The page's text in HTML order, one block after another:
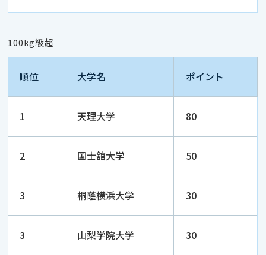
100kg級超
順位 大学名 ポイント
1 天理大学 80
2 国士舘大学 50
3 桐蔭横浜大学 30
3 山梨学院大学 30